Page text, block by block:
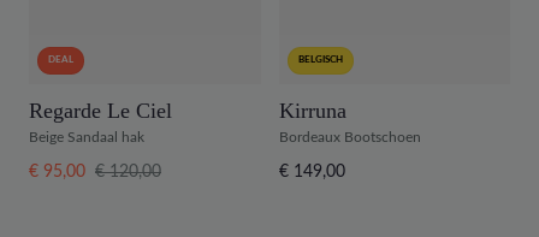
DEAL
Regarde Le Ciel
Beige Sandaal hak
€ 95,00 € 120,00
BELGISCH
Kirruna
Bordeaux Bootschoen
€ 149,00